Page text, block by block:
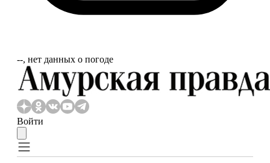
‐‐, нет данных о погоде
Войти